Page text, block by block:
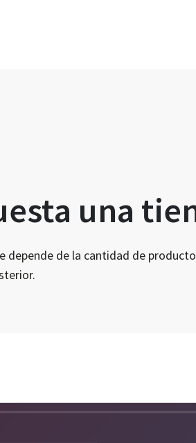
una
depende de la cantidad de